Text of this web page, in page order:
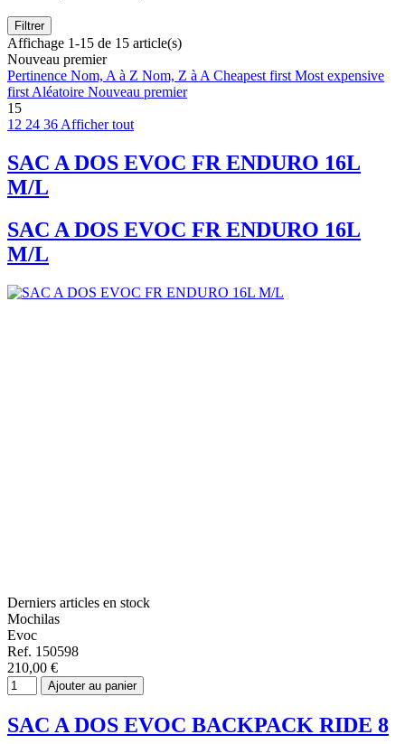
Filtrer
Affichage 1-15 de 15 article(s)
Nouveau premier
Pertinence Nom, A à Z Nom, Z à ACheapest firstMost expensive
firstAléatoire Nouveau premier
15
12 24 36Afficher tout
SAC A DOS EVOC FR ENDURO 16L
M/L
SAC A DOS EVOC FR ENDURO 16L
M/L
Derniers articles en stock
Mochilas
Evoc
Ref. 150598
210,00 €
Ajouter au panier
SAC A DOS EVOC BACKPACK RIDE 8